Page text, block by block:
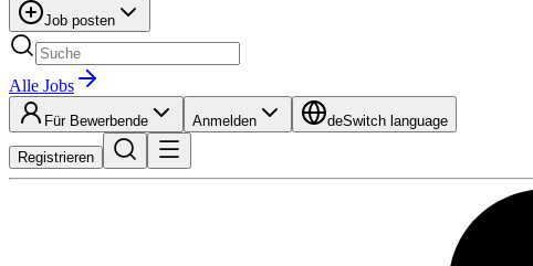
Job posten
Alle Jobs
Für Bewerbende Anmelden deSwitch language
Registrieren